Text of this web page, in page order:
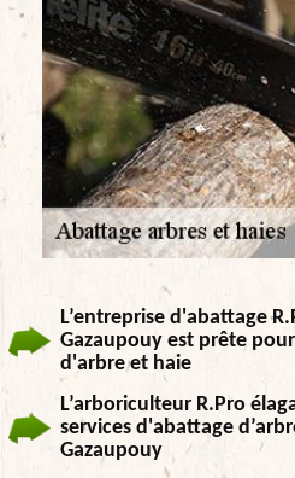
L’entreprise d'abattage
Gazaupouy est prête
d'arbre et haie
L’arboriculteur R.Pro
services d'abattage
Gazaupouy